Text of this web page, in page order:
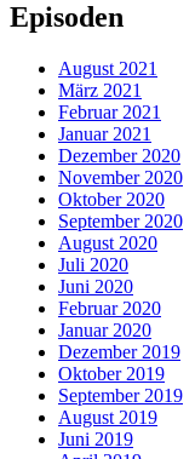
Episoden
August 2021
März 2021
Februar 2021
Januar 2021
Dezember 2020
November 2020
Oktober 2020
September 2020
August 2020
Juli 2020
Juni 2020
Februar 2020
Januar 2020
Dezember 2019
Oktober 2019
September 2019
August 2019
Juni 2019